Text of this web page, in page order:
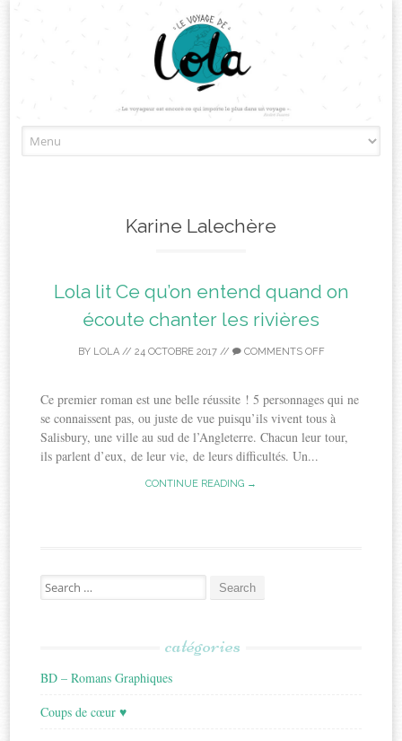
to
Karine Lalechère
Lola lit Ce qu’on entend quand on
écoute chanter les rivières
BY LOLA// 24 OCTOBRE 2017// COMMENTS OFF
Ce premier roman est une belle réussite ! 5 personnages qui ne
se connaissent pas, ou juste de vue puisqu’ils vivent tous à
Salisbury, une ville au sud de l’Angleterre. Chacun leur tour,
ils parlent d’eux, de leur vie, de leurs difficultés. Un...
CONTINUE READING →
Search
for:
catégories
BD – Romans Graphiques
Coups de cœur ♥